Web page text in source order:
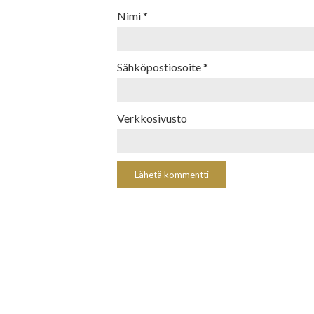
Nimi*
Sähköpostiosoite*
Verkkosivusto